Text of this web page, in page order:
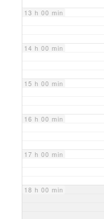
13 h 00 min
14 h 00 min
15 h 00 min
16 h 00 min
17 h 00 min
18 h 00 min